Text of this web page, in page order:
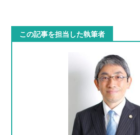
この記事を担当した執筆者